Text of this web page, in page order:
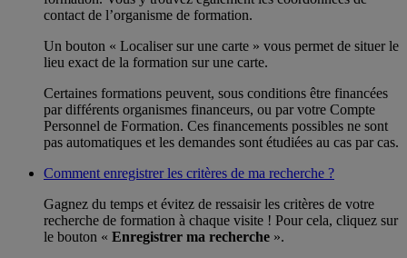
contact de l’organisme de formation.
Un bouton « Localiser sur une carte » vous permet de situer le
lieu exact de la formation sur une carte.
Certaines formations peuvent, sous conditions être financées
par différents organismes financeurs, ou par votre Compte
Personnel de Formation. Ces financements possibles ne sont
pas automatiques et les demandes sont étudiées au cas par cas.
Comment enregistrer les critères de ma recherche ?
Gagnez du temps et évitez de ressaisir les critères de votre
recherche de formation à chaque visite ! Pour cela, cliquez sur
le bouton « Enregistrer ma recherche ».